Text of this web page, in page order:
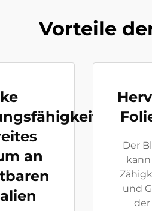
Vorteile
an
Der
und
der